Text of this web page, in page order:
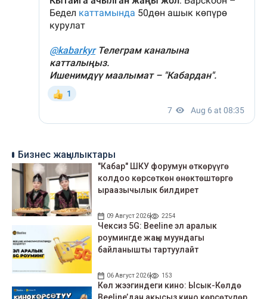
Бизнес жаңылыктары
"Кабар" ШКУ форумун өткөрүүгө
колдоо көрсөткөн өнөктөштөргө
ыраазычылык билдирет
09 Август 2026 2254
Чексиз 5G: Beeline эл аралык
роумингде жаңы муундагы
байланышты тартуулайт
06 Август 2026 153
Көл жээгиндеги кино: Ысык-Көлдө
Beeline’дан акысыз кино көрсөтүлөр